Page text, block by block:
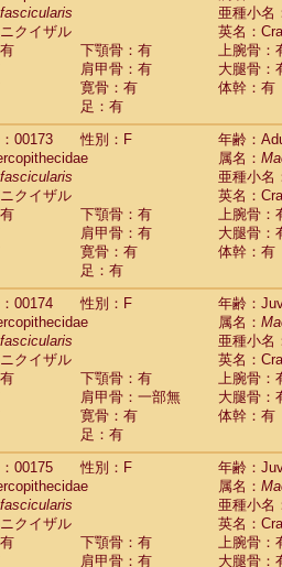
fascicularis
亜種小名
クイザル
英名：
下顎骨：有
上腕骨：
肩甲骨：有
大腿骨：
寛骨：有
体幹：有
足：有
00173
性別：F
年齢：
属名：
fascicularis
亜種小名
クイザル
英名：
下顎骨：有
上腕骨：
肩甲骨：有
大腿骨：
寛骨：有
体幹：有
足：有
00174
性別：F
年齢：
属名：
fascicularis
亜種小名
クイザル
英名：
下顎骨：有
上腕骨：
肩甲骨：一部無
大腿骨：
寛骨：有
体幹：有
足：有
00175
性別：F
年齢：
属名：
fascicularis
亜種小名
クイザル
英名：
下顎骨：有
上腕骨：
肩甲骨：有
大腿骨：